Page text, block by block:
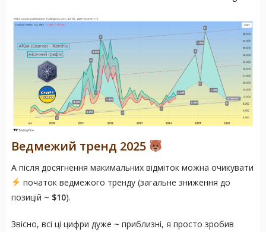
Ведмежий тренд 2025
А після досягнення макимальних відміток можна очикувати
початок ведмежого тренду (загальне зниження до
позицій ~ $10).
Звісно, всі ці цифри дуже ~ приблизні, я просто зробив